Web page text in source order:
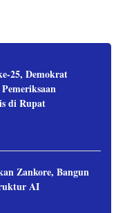
25, Demokrat
di Rupat
Zankore, Bangun
AI